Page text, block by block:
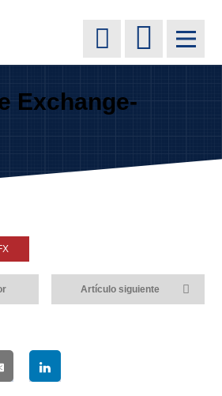
Exchange-
Artículo siguiente